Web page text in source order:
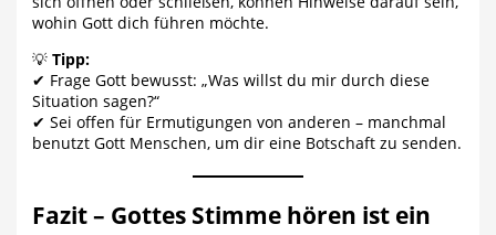
wohin Gott dich führen möchte.
💡Tipp:
✔ Frage Gott bewusst: „Was willst du mir durch diese
Situation sagen?“
✔ Sei offen für Ermutigungen von anderen – manchmal
benutzt Gott Menschen, um dir eine Botschaft zu senden.
Fazit – Gottes Stimme hören ist ein